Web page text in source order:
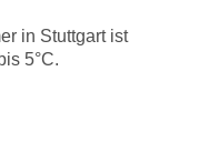
in Stuttgart ist
5°C.